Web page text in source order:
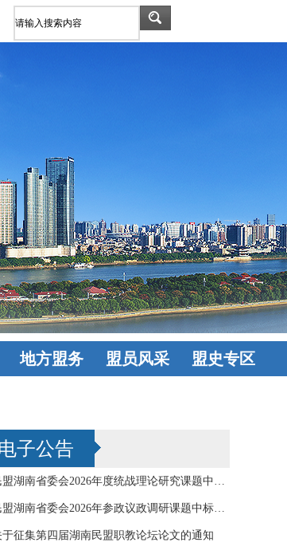
地方盟务
邵阳 岳阳
常德 张家界
益阳 永州
怀化 娄底
盟员风采
盟史专区
子公告
民盟湖南省委会2026年度统战理论研究课题中标公告
民盟湖南省委会2026年参政议政调研课题中标公告
于征集第四届湖南民盟职教论坛论文的通知